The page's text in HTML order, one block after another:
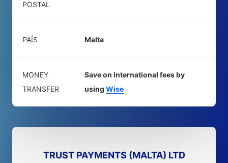
POSTAL
PAÍS Malta
MONEY
TRANSFER
Save on international fees by
using Wise
TRUST PAYMENTS (MALTA) LTD